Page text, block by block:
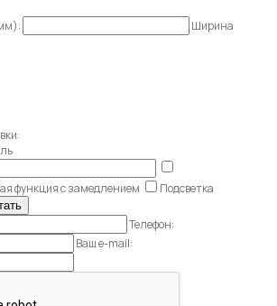
Ширина
функция с замедлением
Подсветка
Телефон:
Ваш e-mail: